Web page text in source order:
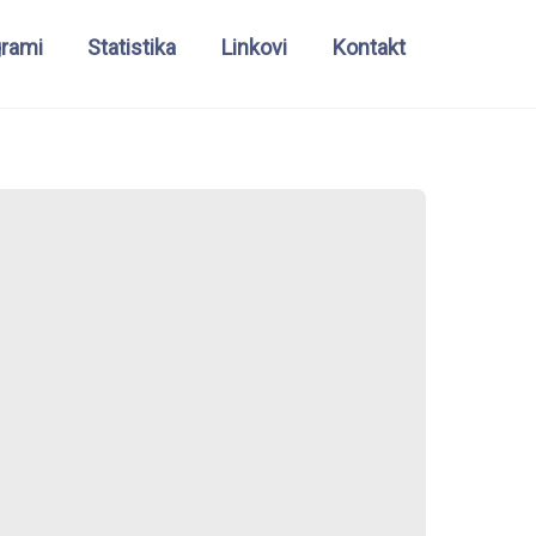
Statistika Linkovi Kontakt